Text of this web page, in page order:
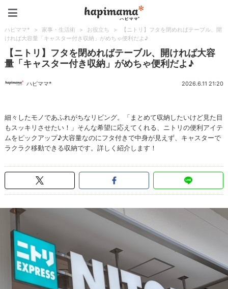
ハピママ* > 家事・生活術 > お役立ち >
【ニトリ】フタを閉めればテーブル、開
ければ大容量「キャスター付き収納」がめちゃ便利だよ♪
【ニトリ】フタを閉めればテーブル、開ければ大容
量「キャスター付き収納」がめちゃ便利だよ♪
ハピママ* 2026.6.11 21:20
細々したモノであふれがちなリビング。「まとめて収納したいけど見た目
もスッキリさせたい！」そんな希望に応えてくれる、ニトリの便利アイテ
ムをピックアップ♪大容量なのにフタ付きで中身が見えず、キャスターで
ラクラク移動できる収納です。詳しく紹介します！